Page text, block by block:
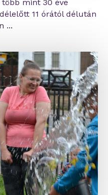
több mint 30 éve
11 órától délután
...